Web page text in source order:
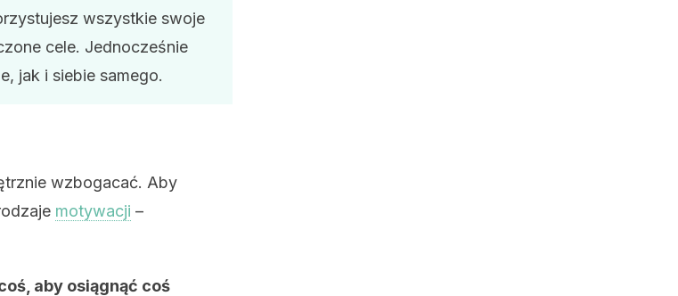
wszystkie swoje
cele. Jednocześnie
jak i siebie samego.
wzbogacać. Aby
motywacji –
aby osiągnąć coś